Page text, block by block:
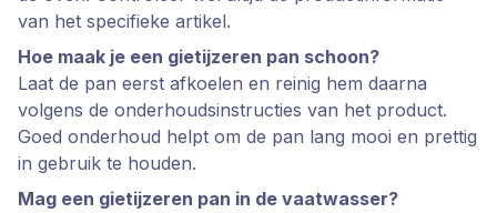
van het specifieke artikel.
Hoe maak je een gietijzeren pan schoon?
Laat de pan eerst afkoelen en reinig hem daarna
volgens de onderhoudsinstructies van het product.
Goed onderhoud helpt om de pan lang mooi en prettig
in gebruik te houden.
Mag een gietijzeren pan in de vaatwasser?